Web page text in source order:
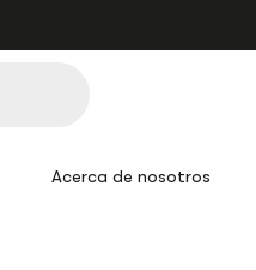
Acerca de nosotros